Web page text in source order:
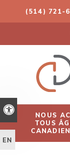
Version
EN
(514) 721-
NOUS
TOUS